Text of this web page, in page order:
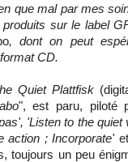
que mal par mes
sur le label
, dont on peut
CD.
Quiet Plattfisk
", est paru, piloté
'Listen to the
action ; Incorporate'
toujours un peu